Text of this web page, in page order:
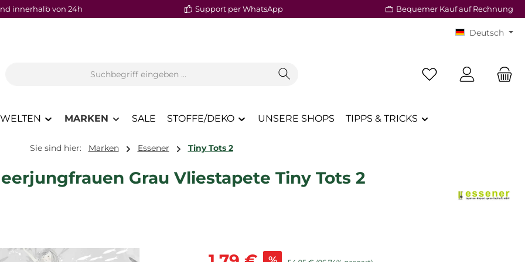
innerhalb von 24h Support per WhatsApp Bequemer Kauf auf Rechnung
Deutsch
Du hast 0 Produkte
MARKEN SALE STOFFE/DEKO UNSERE SHOPS TIPPS & TRICKS
Sie sind hier: Marken Essener Tiny Tots 2
Grau Vliestapete Tiny Tots 2
Verkaufspreis: